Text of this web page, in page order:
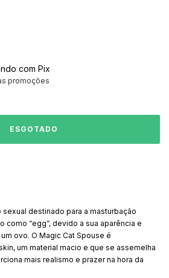
com Pix
promoções
destinado para a masturbação
como “egg”, devido a sua aparência e
ovo. O Magic Cat Spouse é
um material macio e que se assemelha
mais realismo e prazer na hora da